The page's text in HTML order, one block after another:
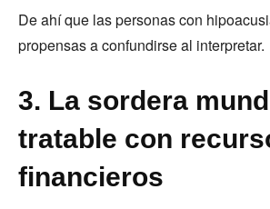
De ahí que las personas con
propensas a confundirse al interpretar.
3. La sordera
tratable con
financieros